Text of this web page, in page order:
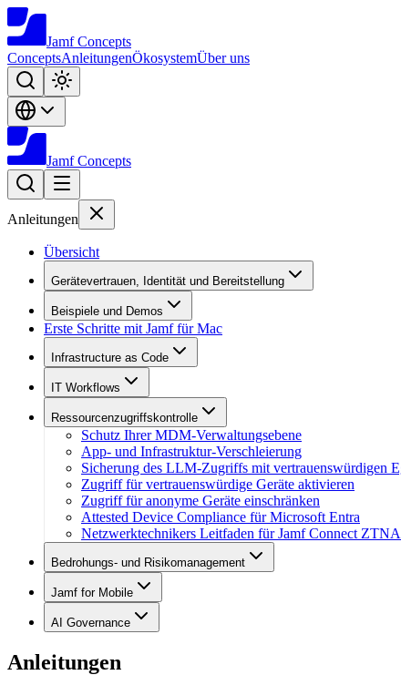
Jamf Concepts
ConceptsAnleitungenÖkosystemÜber uns
Jamf Concepts
Anleitungen
Übersicht
Gerätevertrauen, Identität und Bereitstellung
Beispiele und Demos
Erste Schritte mit Jamf für Mac
Infrastructure as Code
IT Workflows
Ressourcenzugriffskontrolle
Schutz Ihrer MDM-Verwaltungsebene
App- und Infrastruktur-Verschleierung
Sicherung des LLM-Zugriffs mit vertrauenswürdigen
Zugriff für vertrauenswürdige Geräte aktivieren
Zugriff für anonyme Geräte einschränken
Attested Device Compliance für Microsoft Entra
Netzwerktechnikers Leitfaden für Jamf Connect ZTNA
Bedrohungs- und Risikomanagement
Jamf for Mobile
AI Governance
Anleitungen